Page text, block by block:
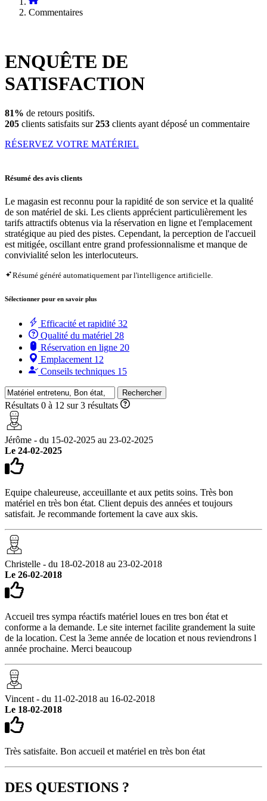
Commentaires
ENQUÊTE DE
SATISFACTION
81% de retours positifs.
205 clients satisfaits sur253 clients ayant déposé un commentaire
RÉSERVEZ VOTRE MATÉRIEL
Résumé des avis clients
Le magasin est reconnu pour la rapidité de son service et la qualité
de son matériel de ski. Les clients apprécient particulièrement les
tarifs attractifs obtenus via la réservation en ligne et l'emplacement
stratégique au pied des pistes. Cependant, la perception de l'accueil
est mitigée, oscillant entre grand professionnalisme et manque de
convivialité selon les interlocuteurs.
Résumé généré automatiquement par l'intelligence artificielle.
Sélectionner pour en savoir plus
Efficacité et rapidité 32
Qualité du matériel 28
Réservation en ligne 20
Emplacement 12
Conseils techniques 15
Rechercher
Résultats 0 à 12 sur 3 résultats
Jérôme - du 15-02-2025 au 23-02-2025
Le 24-02-2025
Equipe chaleureuse, acceuillante et aux petits soins. Très bon
matériel en très bon état. Client depuis des années et toujours
satisfait. Je recommande fortement la cave aux skis.
Christelle - du 18-02-2018 au 23-02-2018
Le 26-02-2018
Accueil tres sympa réactifs matériel loues en tres bon état et
conforme a la demande. Le site internet facilite grandement la suite
de la location. Cest la 3eme année de location et nous reviendrons l
année prochaine. Merci beaucoup
Vincent - du 11-02-2018 au 16-02-2018
Le 18-02-2018
Très satisfaite. Bon accueil et matériel en très bon état
DES QUESTIONS ?